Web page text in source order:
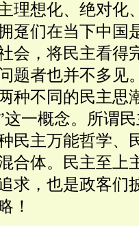
理想化、绝对化
趸们在当下中国
会，将民主看得
题者也并不多见
种不同的民主思
这一概念。所谓
民主万能哲学、
合体。民主至上
求，也是政客们
！